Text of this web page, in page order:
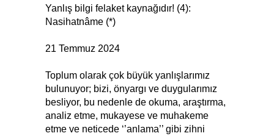
Yanlış bilgi felaket kaynağıdır! (4):
Nasihatnâme (*)
21 Temmuz 2024
Toplum olarak çok büyük yanlışlarımız
bulunuyor; bizi, önyargı ve duygularımız
besliyor, bu nedenle de okuma, araştırma,
analiz etme, mukayese ve muhakeme
etme ve neticede ‘’anlama’’ gibi zihni